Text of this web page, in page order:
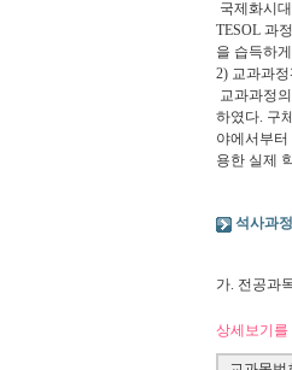
국제화시
TESOL 과
을 습득하
2) 교과과
교과과정
하였다. 구
야에서부
용한 실제
석사과
가. 전공과